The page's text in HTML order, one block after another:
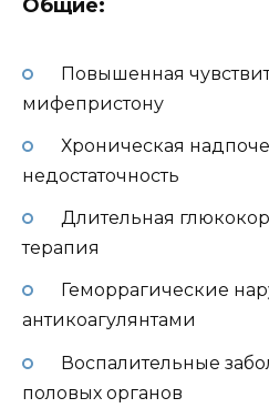
Общие:
Повышенная
мифепристону
Хроническая
недостаточность
Длительная
терапия
Геморрагические
антикоагулянтами
Воспалительные
половых органов